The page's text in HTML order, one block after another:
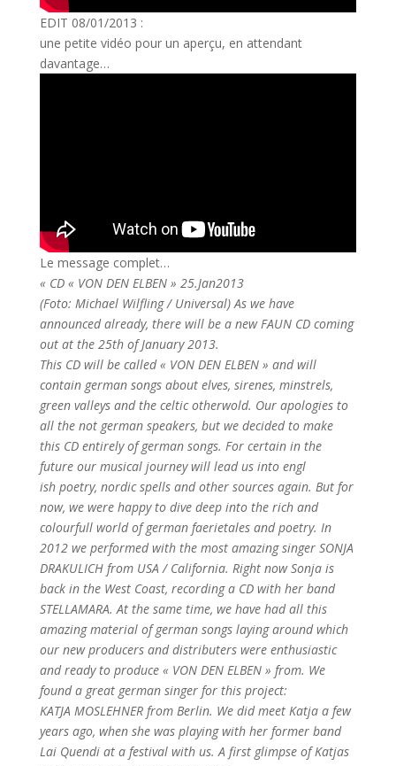
EDIT 08/01/2013 :
une petite vidéo pour un aperçu, en attendant
davantage…
Le message complet…
« CD « VON DEN ELBEN » 25.Jan2013
(Foto: Michael Wilfling / Universal)As we have
announced already, there will be a new FAUN CD coming
out at the 25th of January 2013.
This CD will be called « VON DEN ELBEN » and will
contain german songs about elves, sirenes, minstrels,
green valleys and the celtic otherwold. Our apologies to
all the not german speakers, but we decided to make
this CD entirely of german songs. For certain in the
future our musical journey will lead us into engl
ish poetry, nordic spells and other sources again. But for
now, we were happy to dive deep into the rich and
colourfull world of german faerietales and poetry. In
2012 we performed with the most amazing singer SONJA
DRAKULICH from USA / California. Right now Sonja is
back in the West Coast, recording a CD with her band
STELLAMARA. At the same time, we have had all this
amazing material of german songs laying around which
our new producers and distributers were enthusiastic
and ready to produce « VON DEN ELBEN » from. We
found a great german singer for this project:
KATJA MOSLEHNER from Berlin. We did meet Katja a few
years ago, when she was playing with her former band
Lai Quendi at a festival with us. A first glimpse of Katjas